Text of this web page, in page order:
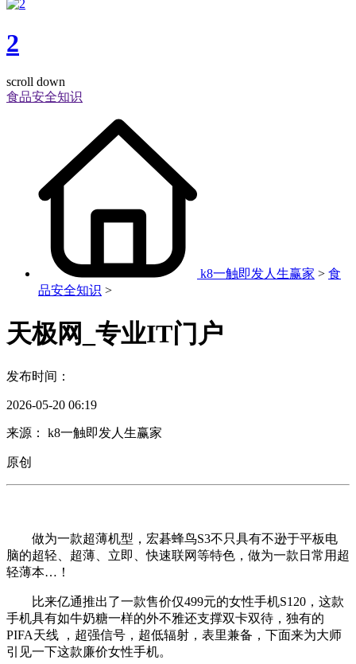
2
scroll down
食品安全知识
k8一触即发人生赢家 > 食
品安全知识 >
天极网_专业IT门户
发布时间：
2026-05-20 06:19
来源： k8一触即发人生赢家
原创
做为一款超薄机型，宏碁蜂鸟S3不只具有不逊于平板电
脑的超轻、超薄、立即、快速联网等特色，做为一款日常用超
轻薄本…！
比来亿通推出了一款售价仅499元的女性手机S120，这款
手机具有如牛奶糖一样的外不雅还支撑双卡双待，独有的
PIFA天线 ，超强信号，超低辐射，表里兼备，下面来为大师
引见一下这款廉价女性手机。